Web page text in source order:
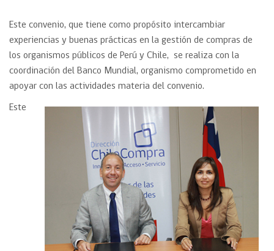
Este convenio, que tiene como propósito intercambiar
experiencias y buenas prácticas en la gestión de compras de
los organismos públicos de Perú y Chile, se realiza con la
coordinación del Banco Mundial, organismo comprometido en
apoyar con las actividades materia del convenio.
Este